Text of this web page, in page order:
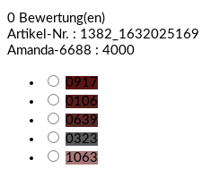
0 Bewertung(en)
Artikel-Nr. : 1382_1632025169
Amanda-6688 : 4000
0917
0106
0639
0323
1063